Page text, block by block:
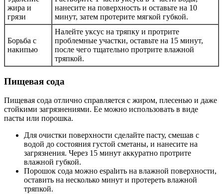
жира и
грязи
нанесите на поверхность и оставьте на 10
минут, затем протерите мягкой губкой.
Борьба с
накипью
Налейте уксус на тряпку и протрите
проблемные участки, оставьте на 15 минут,
после чего тщательно протрите влажной
тряпкой.
Пищевая сода
Пищевая сода отлично справляется с жиром, плесенью и даже
стойкими загрязнениями. Ее можно использовать в виде
пасты или порошка.
Для очистки поверхности сделайте пасту, смешав с
водой до состояния густой сметаны, и нанесите на
загрязнения. Через 15 минут аккуратно протрите
влажной губкой.
Порошок сода можно espalить на влажной поверхности,
оставить на несколько минут и протереть влажной
тряпкой.